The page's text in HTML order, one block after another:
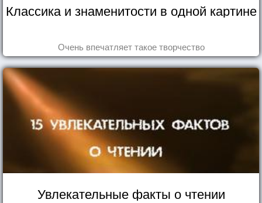
Классика и знаменитости в одной картине
Очень впечатляет такое творчество
Увлекательные факты о чтении